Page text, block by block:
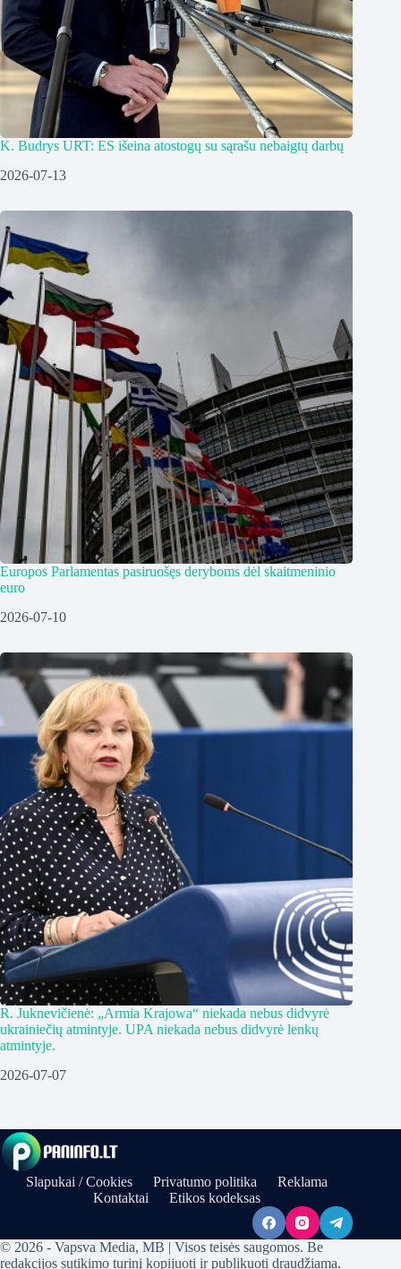
K. Budrys URT: ES išeina atostogų su sąrašu nebaigtų darbų
2026-07-13
Europos Parlamentas pasiruošęs deryboms dėl skaitmeninio
euro
2026-07-10
R. Juknevičienė: „Armia Krajowa“ niekada nebus didvyrė
ukrainiečių atmintyje. UPA niekada nebus didvyrė lenkų
atmintyje.
2026-07-07
Slapukai / Cookies Privatumo politika
Reklama
Kontaktai
Etikos kodeksas
© 2026 - Vapsva Media, MB | Visos teisės saugomos. Be
redakcijos sutikimo turinį kopijuoti ir publikuoti draudžiama.